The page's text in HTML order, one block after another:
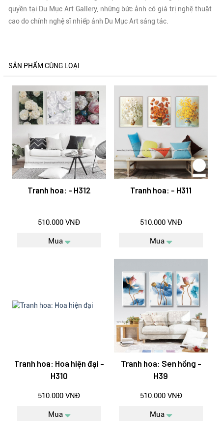
quyền tại Du Mục Art Gallery, những bức ảnh có giá trị nghệ thuật
cao do chính nghệ sĩ nhiếp ảnh Du Mục Art sáng tác.
SẢN PHẨM CÙNG LOẠI
Tranh hoa: - H312
510.000 VNĐ
Mua
Tranh hoa: - H311
510.000 VNĐ
Mua
Tranh hoa: Hoa hiện đại -
H310
510.000 VNĐ
Mua
Tranh hoa: Sen hồng -
H39
510.000 VNĐ
Mua